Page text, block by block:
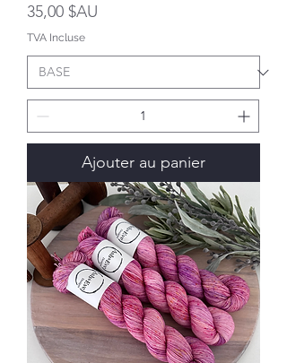
Prix
35,00 $AU
TVA Incluse
Ajouter au panier